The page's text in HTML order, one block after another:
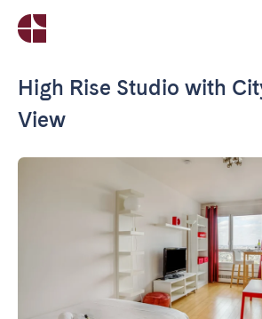
High Rise Studio with
View